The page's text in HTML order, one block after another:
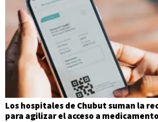
Los hospitales de Chubut suman la
para agilizar el acceso a